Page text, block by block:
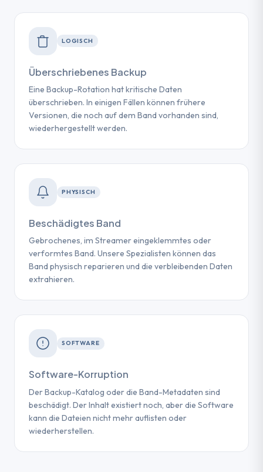
LOGISCH
Überschriebenes Backup
Eine Backup-Rotation hat kritische Daten
überschrieben. In einigen Fällen können frühere
Versionen, die noch auf dem Band vorhanden sind,
wiederhergestellt werden.
PHYSISCH
Beschädigtes Band
Gebrochenes, im Streamer eingeklemmtes oder
verformtes Band. Unsere Spezialisten können das
Band physisch reparieren und die verbleibenden Daten
extrahieren.
SOFTWARE
Software-Korruption
Der Backup-Katalog oder die Band-Metadaten sind
beschädigt. Der Inhalt existiert noch, aber die Software
kann die Dateien nicht mehr auflisten oder
wiederherstellen.